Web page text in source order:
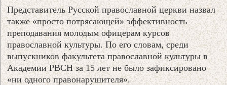
Представитель Русской православной церкви назвал
также «просто потрясающей» эффективность
преподавания молодым офицерам курсов
православной культуры. По его словам, среди
выпускников факультета православной культуры в
Академии РВСН за 15 лет не было зафиксировано
«ни одного правонарушителя».